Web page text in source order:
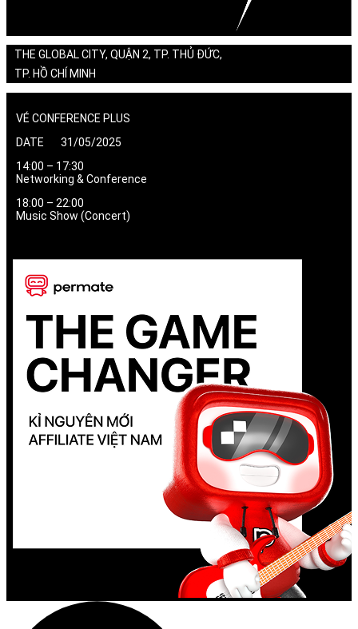
THE GLOBAL CITY, QUẬN 2, TP. THỦ ĐỨC,
TP. HỒ CHÍ MINH
VÉ CONFERENCE PLUS
DATE 31/05/2025
14:00 – 17:30
Networking & Conference
18:00 – 22:00
Music Show (Concert)